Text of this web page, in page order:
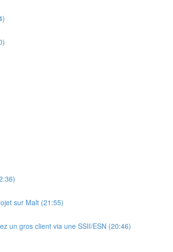
sur Malt (21:55)
un gros client via une SSII/ESN (20:46)